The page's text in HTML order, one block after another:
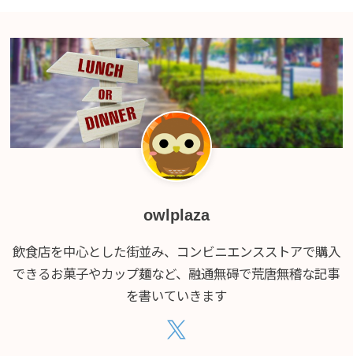
owlplaza
飲食店を中心とした街並み、コンビニエンスストアで購入
できるお菓子やカップ麺など、融通無碍で荒唐無稽な記事
を書いていきます